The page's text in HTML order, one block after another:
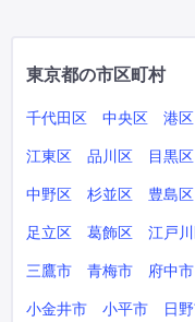
東京都の市区町村
千代田区 中央区 港区
江東区 品川区 目黒区
中野区 杉並区 豊島区
足立区 葛飾区 江戸
三鷹市 青梅市 府中市
小金井市 小平市 日